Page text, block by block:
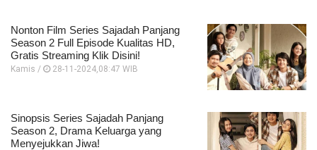
Nonton Film Series Sajadah Panjang
Season 2 Full Episode Kualitas HD,
Gratis Streaming Klik Disini!
Kamis / 28-11-2024,08:47 WIB
Sinopsis Series Sajadah Panjang
Season 2, Drama Keluarga yang
Menyejukkan Jiwa!